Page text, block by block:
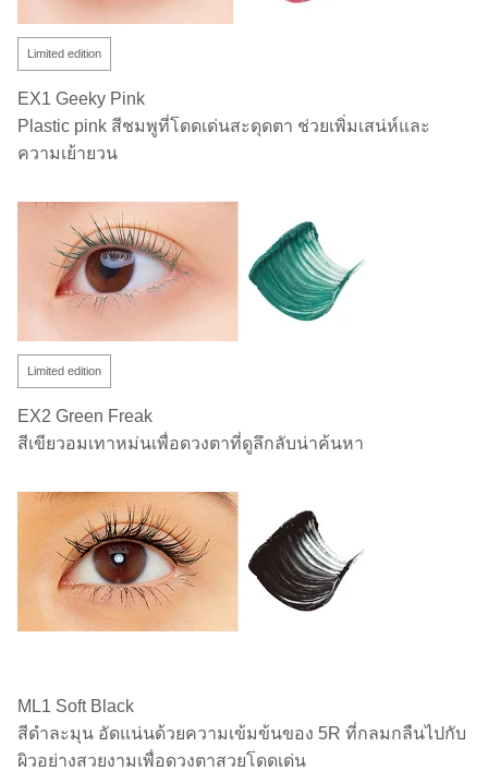
Limited edition
EX1 Geeky Pink
Plastic pink สีชมพูที่โดดเด่นสะดุดตา ช่วยเพิ่มเสน่ห์และ
ความเย้ายวน
Limited edition
EX2 Green Freak
สีเขียวอมเทาหม่นเพื่อดวงตาที่ดูลึกลับน่าค้นหา
ML1 Soft Black
สีดำละมุน อัดแน่นด้วยความเข้มข้นของ 5R ที่กลมกลืนไปกับ
ผิวอย่างสวยงามเพื่อดวงตาสวยโดดเด่น